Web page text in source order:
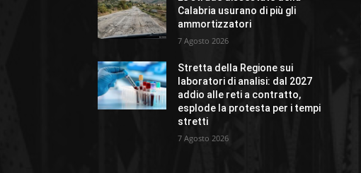
Calabria usurano di più gli
ammortizzatori
7 Agosto 2026
Stretta della Regione sui
laboratori di analisi: dal 2027
addio alle reti a contratto,
esplode la protesta per i tempi
stretti
7 Agosto 2026